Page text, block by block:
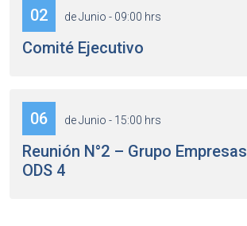
02 de Junio - 09:00 hrs
Comité Ejecutivo
06 de Junio - 15:00 hrs
Reunión N°2 – Grupo
ODS 4